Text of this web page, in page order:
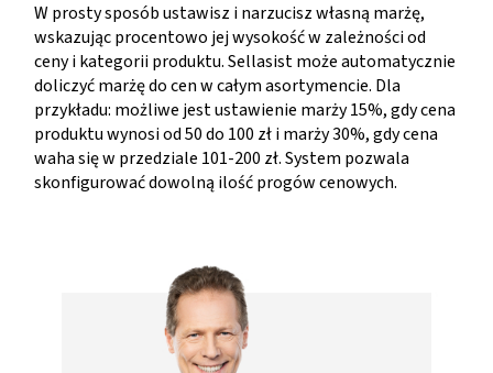
W prosty sposób ustawisz i narzucisz własną marżę,
wskazując procentowo jej wysokość w zależności od
ceny i kategorii produktu. Sellasist może automatycznie
doliczyć marżę do cen w całym asortymencie. Dla
przykładu: możliwe jest ustawienie marży 15%, gdy cena
produktu wynosi od 50 do 100 zł i marży 30%, gdy cena
waha się w przedziale 101-200 zł. System pozwala
skonfigurować dowolną ilość progów cenowych.